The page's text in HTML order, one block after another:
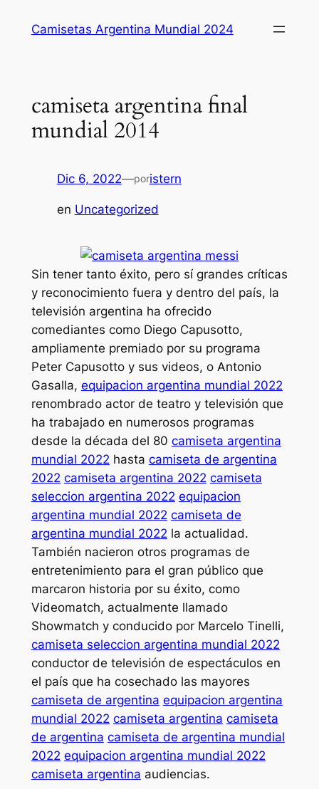
Camisetas Argentina Mundial 2024
camiseta argentina final
mundial 2014
Dic 6, 2022—poristern
en Uncategorized
Sin tener tanto éxito, pero sí grandes críticas
y reconocimiento fuera y dentro del país, la
televisión argentina ha ofrecido
comediantes como Diego Capusotto,
ampliamente premiado por su programa
Peter Capusotto y sus videos, o Antonio
Gasalla, equipacion argentina mundial 2022
renombrado actor de teatro y televisión que
ha trabajado en numerosos programas
desde la década del 80 camiseta argentina
mundial 2022 hasta camiseta de argentina
2022 camiseta argentina 2022 camiseta
seleccion argentina 2022 equipacion
argentina mundial 2022 camiseta de
argentina mundial 2022 la actualidad.
También nacieron otros programas de
entretenimiento para el gran público que
marcaron historia por su éxito, como
Videomatch, actualmente llamado
Showmatch y conducido por Marcelo Tinelli,
camiseta seleccion argentina mundial 2022
conductor de televisión de espectáculos en
el país que ha cosechado las mayores
camiseta de argentina equipacion argentina
mundial 2022 camiseta argentina camiseta
de argentina camiseta de argentina mundial
2022 equipacion argentina mundial 2022
camiseta argentina audiencias.